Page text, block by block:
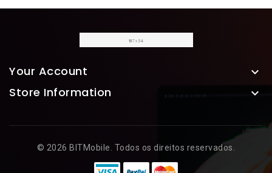
Your Account 
Store Information 
© 2026 BITMobile. Todos os direitos reservados.